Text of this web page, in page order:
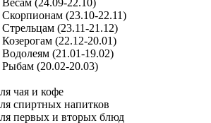
(24.09-22.10)
(23.10-22.11)
(23.11-21.12)
(22.12-20.01)
(21.01-19.02)
(20.02-20.03)
чая и кофе
спиртных напитков
первых и вторых блюд